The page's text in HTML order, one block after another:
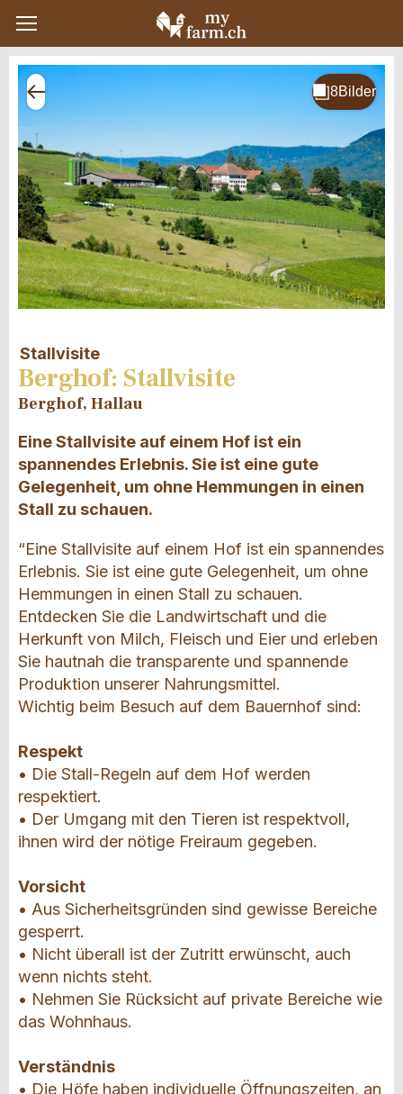
Stallvisite
Berghof: Stallvisite
Berghof, Hallau
Eine Stallvisite auf einem Hof ist ein
spannendes Erlebnis. Sie ist eine gute
Gelegenheit, um ohne Hemmungen in einen
Stall zu schauen.
“Eine Stallvisite auf einem Hof ist ein spannendes
Erlebnis. Sie ist eine gute Gelegenheit, um ohne
Hemmungen in einen Stall zu schauen.
Entdecken Sie die Landwirtschaft und die
Herkunft von Milch, Fleisch und Eier und erleben
Sie hautnah die transparente und spannende
Produktion unserer Nahrungsmittel.
Wichtig beim Besuch auf dem Bauernhof sind:
Respekt
• Die Stall-Regeln auf dem Hof werden
respektiert.
• Der Umgang mit den Tieren ist respektvoll,
ihnen wird der nötige Freiraum gegeben.
Vorsicht
• Aus Sicherheitsgründen sind gewisse Bereiche
gesperrt.
• Nicht überall ist der Zutritt erwünscht, auch
wenn nichts steht.
• Nehmen Sie Rücksicht auf private Bereiche wie
das Wohnhaus.
Verständnis
• Die Höfe haben individuelle Öffnungszeiten, an